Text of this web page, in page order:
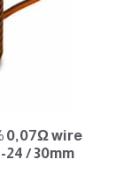
0,07Ω wire
24 / 30mm